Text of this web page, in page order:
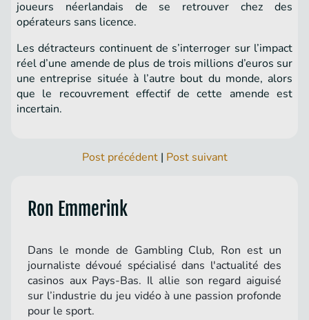
joueurs néerlandais de se retrouver chez des
opérateurs sans licence.
Les détracteurs continuent de s’interroger sur l’impact
réel d’une amende de plus de trois millions d’euros sur
une entreprise située à l’autre bout du monde, alors
que le recouvrement effectif de cette amende est
incertain.
Post précédent| Post suivant
Ron Emmerink
Dans le monde de Gambling Club, Ron est un
journaliste dévoué spécialisé dans l'actualité des
casinos aux Pays-Bas. Il allie son regard aiguisé
sur l’industrie du jeu vidéo à une passion profonde
pour le sport.